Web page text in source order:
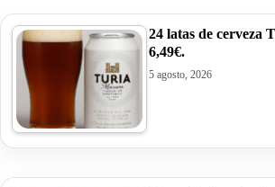
24 latas de cerveza
6,49€.
5 agosto, 2026